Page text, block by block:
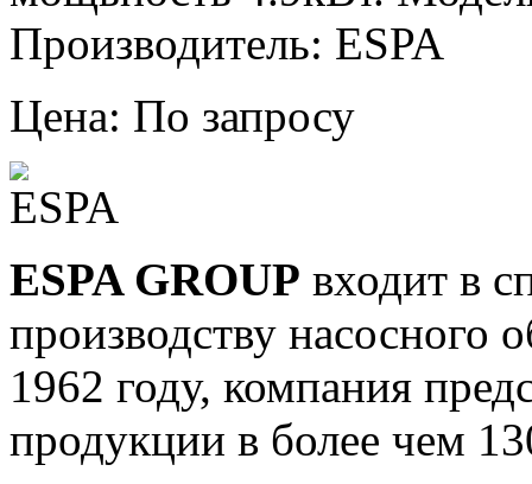
Производитель: ESPA
Цена: По запросу
ESPA GROUP входит в
производству насосного
1962 году, компания
продукции в более чем